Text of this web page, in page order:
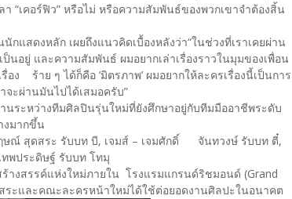
“เคอร์ฟิว” หรือไม่ หรือความสัมพันธ์ของพวกเขาจำต้องสิ้น
แสดงหลัก เผยถึงแนวคิดเบื้องหลังว่า“ในช่วงที่เราเคยผ่าน
อยู่ และความสัมพันธ์ ผมอยากเล่าเรื่องราวในมุมของเพื่อน
ร้าย ๆ ได้ก็คือ ‘มิตรภาพ’ ผมอยากให้ละครเรื่องนี้เป็นการ
จะผ่านมันไปได้เสมอครับ”
านระหว่างทีมศิลปินรุ่นใหม่ที่ยังศึกษาอยู่กับทีมมืออาชีพระดับ
งมากขึ้น
ณ์ สุดสระ รับบท บี, เจมส์ – เจมศักดิ์ จันทวงษ์ รับบท ตี๋,
พประดิษฐ์ รับบท โทมุ
ร้างสรรค์แห่งใหม่ภายใน โรงแรมแกรนด์ริชมอนด์ (Grand
ระและคณะละครหน้าใหม่ได้ใช้ต่อยอดงานศิลปะในอนาคต